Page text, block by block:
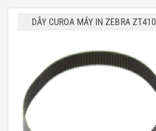
DÂY CUROA MÁY IN ZEBRA ZT410